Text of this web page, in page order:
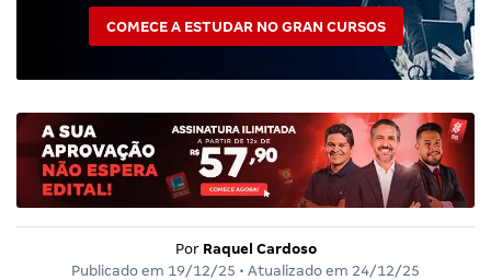
COMECE A ESTUDAR NO GRAN CURSOS
Por Raquel Cardoso
Publicado em 19/12/25 • Atualizado em 24/12/25